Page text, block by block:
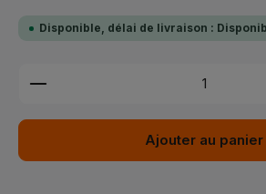
Disponible, délai de livraison :
Quantité de produit : Entrez la
Ajouter au panier